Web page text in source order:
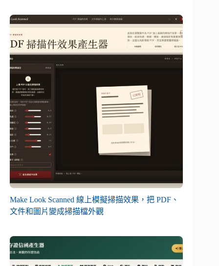
Make Look Scanned 線上模擬掃描效果，把 PDF、
文件和圖片變成掃描檔外觀